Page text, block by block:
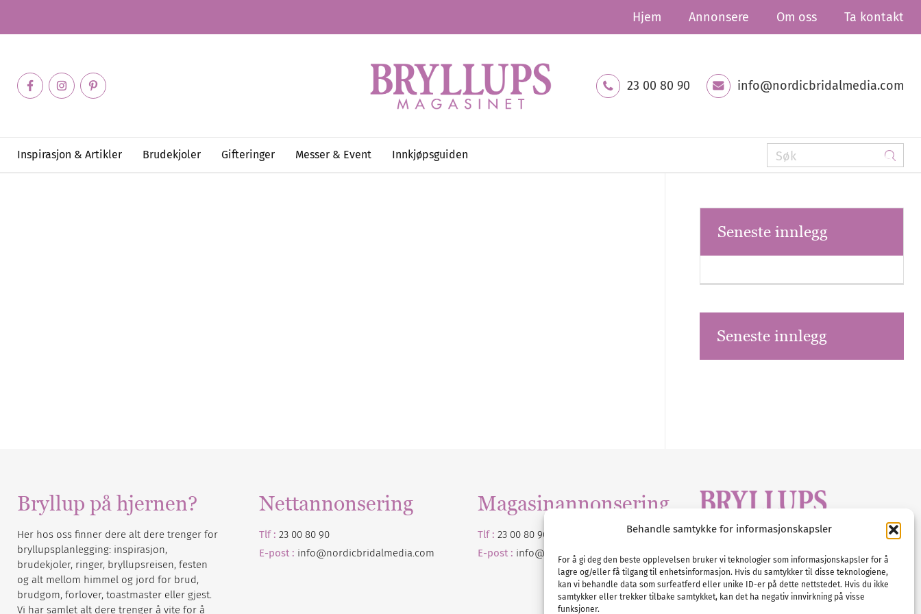
Behandle samtykke for informasjonskapsler
For å gi deg den beste opplevelsen bruker vi teknologier som informasjonskapsler for å
lagre og/eller få tilgang til enhetsinformasjon. Hvis du samtykker til disse teknologiene,
kan vi behandle data som surfeatferd eller unike ID-er på dette nettstedet. Hvis du ikke
samtykker eller trekker tilbake samtykket, kan det ha negativ innvirkning på visse
funksjoner.
Hjem Annonsere Om oss Ta kontakt
23 00 80 90 info@nordicbridalmedia.com
Inspirasjon & Artikler Brudekjoler Gifteringer Messer & Event Innkjøpsguiden
Seneste innlegg
Seneste innlegg
Bryllup på hjernen?
Her hos oss finner dere alt dere trenger for
bryllupsplanlegging: inspirasjon,
brudekjoler, ringer, bryllupsreisen, festen
og alt mellom himmel og jord for brud,
brudgom, forlover, toastmaster eller gjest.
Vi har samlet alt dere trenger å vite for å
Nettannonsering
Tlf : 23 00 80 90
E-post : info@nordicbridalmedia.com
Magasinannonsering
Tlf : 23 00 80 90
E-post : info@ nordicbridalmedia
E-post :info@nordicbridalmedia.com
Bryllupsmagasinet Norge
© All rights reserved.
VAT: NO911740648